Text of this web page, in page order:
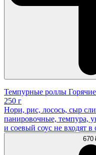
Темпурные роллы
250 г
Нори, рис, лосось, сыр
панировочные, темпура,
и соевый соус не входят в
670